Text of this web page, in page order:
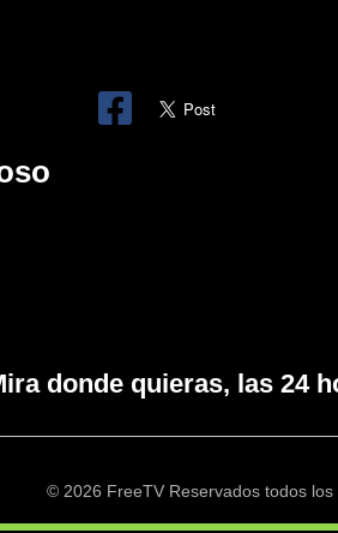
donde quieras, las 24
© 2026 FreeTV Reservados todos los